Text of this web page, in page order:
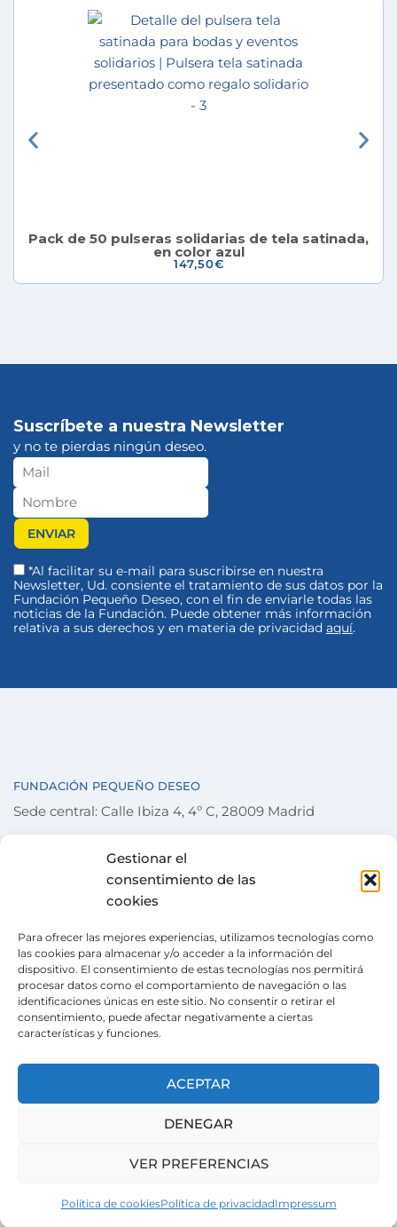
Gestionar el
consentimiento de las
cookies
Para ofrecer las mejores experiencias, utilizamos tecnologías como
las cookies para almacenar y/o acceder a la información del
dispositivo. El consentimiento de estas tecnologías nos permitirá
procesar datos como el comportamiento de navegación o las
identificaciones únicas en este sitio. No consentir o retirar el
consentimiento, puede afectar negativamente a ciertas
características y funciones.
ACEPTAR
DENEGAR
VER PREFERENCIAS
Política de cookiesPolítica de privacidadImpressum
Pack de 50 pulseras solidarias de tela satinada,
en color azul
147,50€
Suscríbete a nuestra Newsletter
y no te pierdas ningún deseo.
*Al facilitar su e-mail para suscribirse en nuestra
Newsletter, Ud. consiente el tratamiento de sus datos por la
Fundación Pequeño Deseo, con el fin de enviarle todas las
noticias de la Fundación. Puede obtener más información
relativa a sus derechos y en materia de privacidad aquí.
FUNDACIÓN PEQUEÑO DESEO
Sede central: Calle Ibiza 4, 4º C, 28009 Madrid
DESEOS
ACTUALIDAD
TIENDA SOLIDARIA
VOLUNTARIADO
TÉRMINOS Y CONDICIONES
POLÍTICA DE COOKIES
CANAL DE DENUNCIAS
Wish Alliance. creada en 2024
por organizaciones europeas con la misma